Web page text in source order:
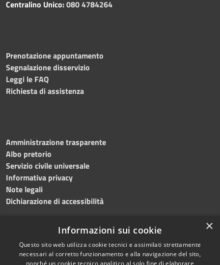
Centralino Unico:080 4784264
Prenotazione appuntamento
Segnalazione disservizio
Leggi le FAQ
Richiesta di assistenza
Amministrazione trasparente
Albo pretorio
Servizio civile universale
Informativa privacy
Note legali
Dichiarazione di accessibilità
RSS
Accessibilità
Copyright © 2023 •
Comune di Noicàttaro
×
Informazioni sui cookie
Questo sito web utilizza cookie tecnici e assimilati strettamente
necessari al corretto funzionamento e alla navigazione del sito,
nonché un cookie tecnico analitico al solo fine di elaborare